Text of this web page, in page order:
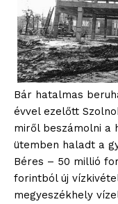
Bár hatalmas
évvel ezelőtt
miről beszámolni a
ütemben haladt a
Béres – 50 millió
forintból új
megyeszékhely